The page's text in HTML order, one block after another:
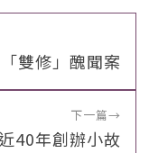
雙修」醜聞案
下一篇→
40年創辦小故